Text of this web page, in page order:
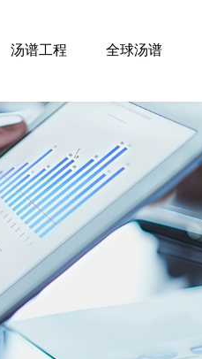
汤谱工程 全球汤谱